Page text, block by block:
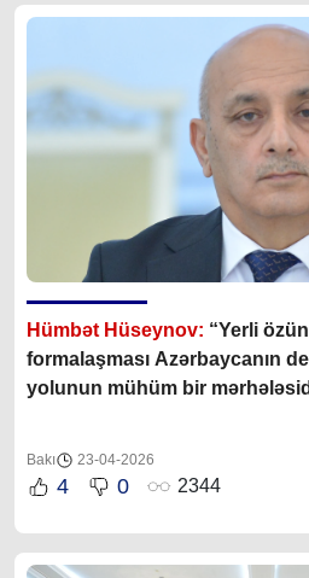
Hümbət Hüseynov: “Yerli
formalaşması Azərbaycanın
yolunun mühüm bir
Bakı 23-04-2026
4 0 2344